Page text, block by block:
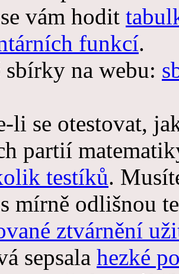
vám hodit
funkcí.
sbírky na webu:
li se otestovat,
partií
testíků.
mírně odlišnou
ztvárnění
sepsala hezké